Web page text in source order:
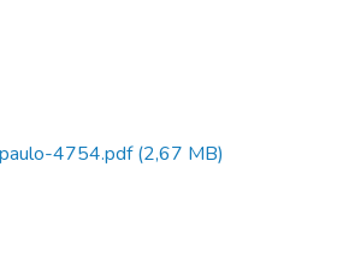
4754.pdf(2,67 MB)